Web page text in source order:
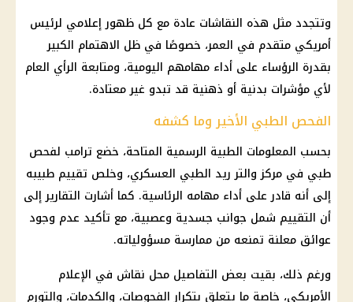
وتتجدد مثل هذه النقاشات عادة مع كل ظهور إعلامي لرئيس
أمريكي متقدم في العمر، خصوصًا في ظل الاهتمام الكبير
بقدرة الرؤساء على أداء مهامهم اليومية، ومتابعة الرأي العام
لأي مؤشرات بدنية أو ذهنية قد تبدو غير معتادة.
الفحص الطبي الأخير وما كشفه
بحسب المعلومات الطبية الرسمية المتاحة، خضع ترامب لفحص
طبي في مركز والتر ريد الطبي العسكري، وخلص تقييم طبيبه
إلى أنه قادر على أداء مهامه الرئاسية. كما أشارت التقارير إلى
أن التقييم شمل جوانب جسدية وعصبية، مع تأكيد عدم وجود
عوائق معلنة تمنعه من ممارسة مسؤولياته.
ورغم ذلك، بقيت بعض التفاصيل محل نقاش في الإعلام
الأمريكي، خاصة ما يتعلق بتكرار الفحوصات، والكدمات، والتورم